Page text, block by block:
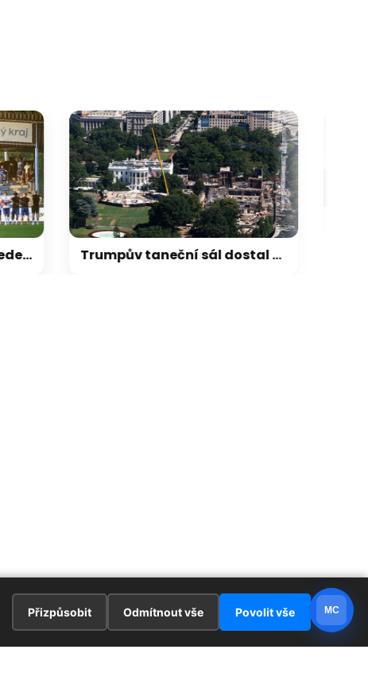
Trumpův taneční sál dostal stopku. Musí ho schválit Kongres, rozhodl soud
Přizpůsobit Odmítnout vše Povolit vše MC